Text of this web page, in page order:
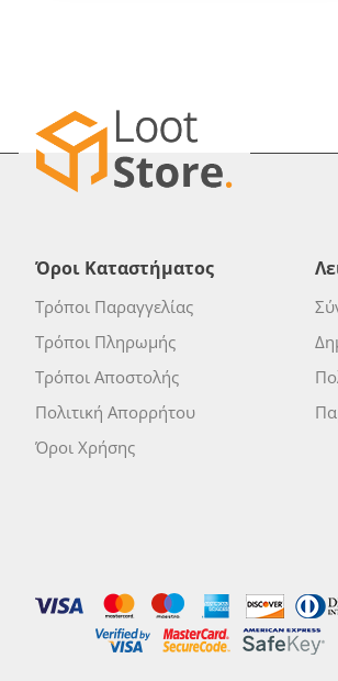
Όροι Καταστήματος
Τρόποι Παραγγελίας
Τρόποι Πληρωμής
Τρόποι Αποστολής
Πολιτική Απορρήτου
Όροι Χρήσης